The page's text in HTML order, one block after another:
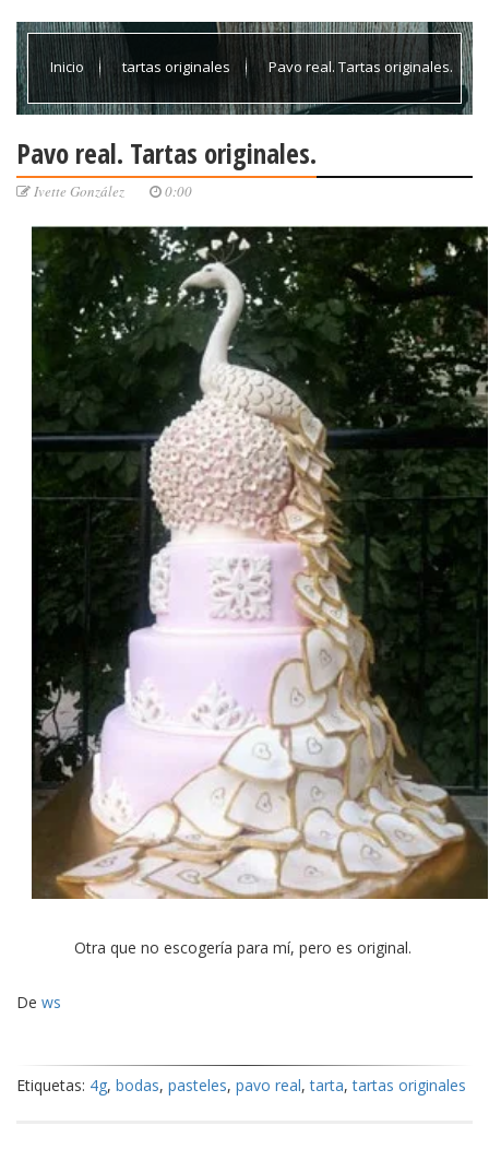
Inicio tartas originales Pavo real. Tartas originales.
Pavo real. Tartas originales.
Ivette González 0:00
Otra que no escogería para mí, pero es original.
De ws
Etiquetas: 4g, bodas, pasteles, pavo real,tarta,tartas originales